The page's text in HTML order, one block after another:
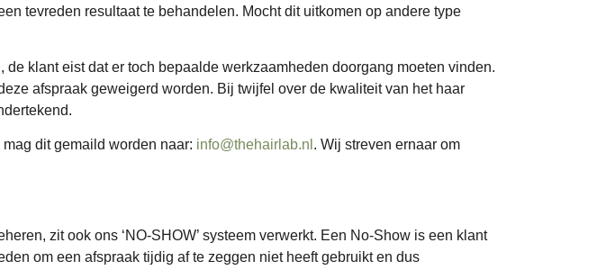
tevreden resultaat te behandelen. Mocht dit uitkomen op andere type
klant eist dat er toch bepaalde werkzaamheden doorgang moeten vinden.
afspraak geweigerd worden. Bij twijfel over de kwaliteit van het haar
dit gemaild worden naar: info@thehairlab.nl . Wij streven ernaar om
zit ook ons ‘NO-SHOW’ systeem verwerkt. Een No-Show is een klant
om een afspraak tijdig af te zeggen niet heeft gebruikt en dus